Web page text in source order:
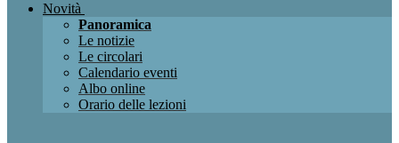
Novità
Panoramica
Le notizie
Le circolari
Calendario eventi
Albo online
Orario delle lezioni